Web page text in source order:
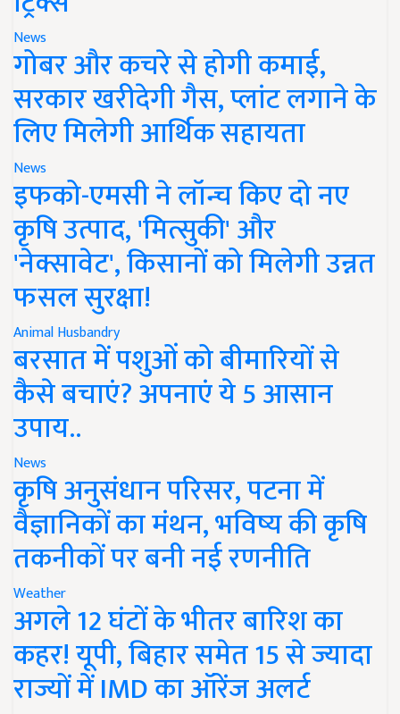
News
गोबर और कचरे से होगी कमाई,
सरकार खरीदेगी गैस, प्लांट लगाने के
लिए मिलेगी आर्थिक सहायता
News
इफको-एमसी ने लॉन्च किए दो नए
कृषि उत्पाद, 'मित्सुकी' और
'नेक्सावेट', किसानों को मिलेगी उन्नत
फसल सुरक्षा!
Animal Husbandry
बरसात में पशुओं को बीमारियों से
कैसे बचाएं? अपनाएं ये 5 आसान
उपाय..
News
कृषि अनुसंधान परिसर, पटना में
वैज्ञानिकों का मंथन, भविष्य की कृषि
तकनीकों पर बनी नई रणनीति
Weather
अगले 12 घंटों के भीतर बारिश का
कहर! यूपी, बिहार समेत 15 से ज्यादा
राज्यों में IMD का ऑरेंज अलर्ट